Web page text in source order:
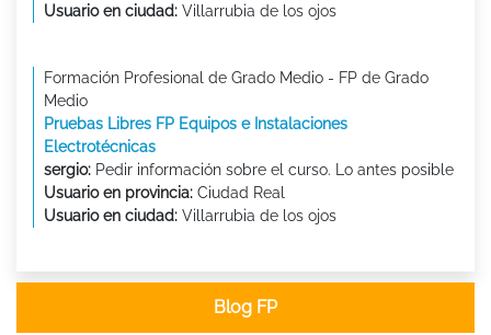
Usuario en ciudad: Villarrubia de los ojos
Formación Profesional de Grado Medio - FP de Grado
Medio
Pruebas Libres FP Equipos e Instalaciones
Electrotécnicas
sergio: Pedir información sobre el curso. Lo antes posible
Usuario en provincia: Ciudad Real
Usuario en ciudad: Villarrubia de los ojos
Blog FP